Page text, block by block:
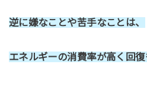
逆に嫌なことや苦手なことは、
エネルギーの消費率が高く回復